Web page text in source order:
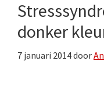
donker
7 januari 2014door